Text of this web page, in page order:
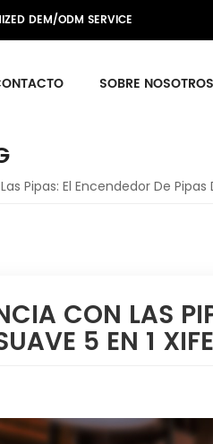
DEM/ODM SERVICE
SOBRE NOSOTROS
Pipas: El Encendedor De Pipas
CON LAS
5 EN 1